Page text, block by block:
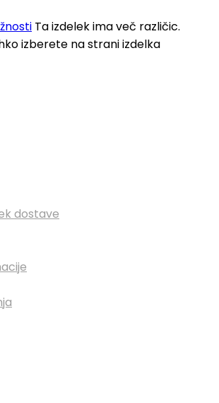
Ta izdelek ima več različic.
izberete na strani izdelka
dostave